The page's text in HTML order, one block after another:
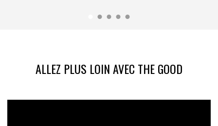
ALLEZ PLUS LOIN AVEC THE GOOD